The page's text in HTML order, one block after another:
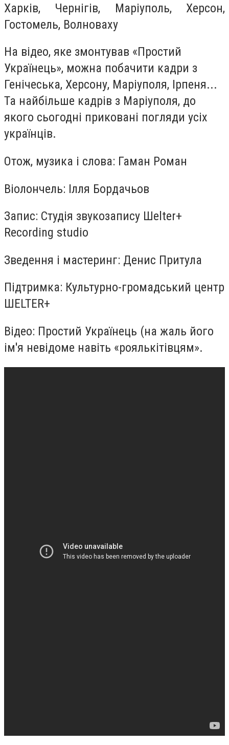
Харків, Чернігів, Маріуполь, Херсон,
Гостомель, Волноваху
На відео, яке змонтував «Простий
Українець», можна побачити кадри з
Генічеська, Херсону, Маріуполя, Ірпеня...
Та найбільше кадрів з Маріуполя, до
якого сьогодні приковані погляди усіх
українців.
Отож, музика і слова: Гаман Роман
Віолончель: Ілля Бордачьов
Запис: Студія звукозапису Шelter+
Recording studio
Зведення і мастеринг: Денис Притула
Підтримка: Культурно-громадський центр
ШELTER+
Відео: Простий Українець (на жаль його
ім'я невідоме навіть «роялькітівцям».